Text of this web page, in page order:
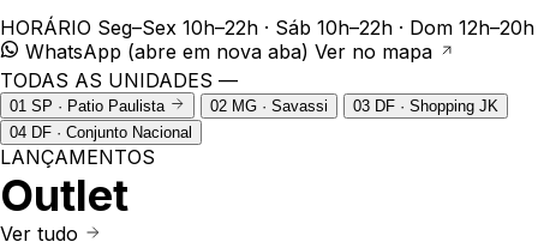
HORÁRIO Seg–Sex 10h–22h · Sáb 10h–22h · Dom 12h–20h
WhatsApp (abre em nova aba) Ver no mapa
TODAS AS UNIDADES —
01 SP · Patio Paulista 02 MG · Savassi 03 DF · Shopping JK
04 DF · Conjunto Nacional
LANÇAMENTOS
Outlet
Ver tudo